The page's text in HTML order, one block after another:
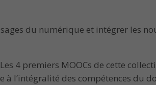
du numérique et intégrer les
4 premiers MOOCs de cette
à l’intégralité des compétences du